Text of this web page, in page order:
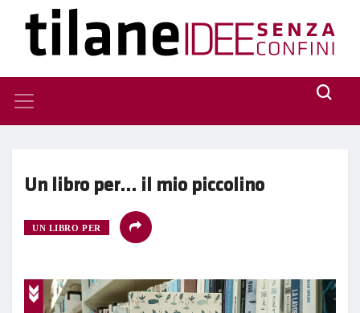
Un libro per… il mio piccolino
UN LIBRO PER